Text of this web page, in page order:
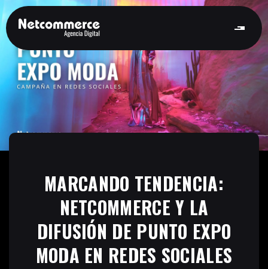
MARCANDO TENDENCIA:
NETCOMMERCE Y LA
DIFUSIÓN DE PUNTO EXPO
MODA EN REDES SOCIALES